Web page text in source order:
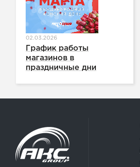
02.03.2026
График работы
магазинов в
праздничные дни